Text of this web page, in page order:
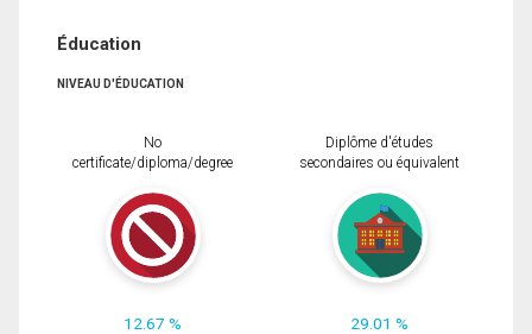
Éducation
NIVEAU D'ÉDUCATION
No
certificate/diploma/degree
12.67 %
Diplôme d'études
secondaires ou équivalent
29.01 %